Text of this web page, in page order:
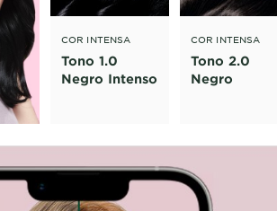
COR INTENSA
Tono 1.0
Negro Intenso
COR INTENSA
Tono 2.0
Negro